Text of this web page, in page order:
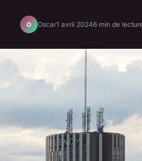
O Oscar1 avril 20246 min de